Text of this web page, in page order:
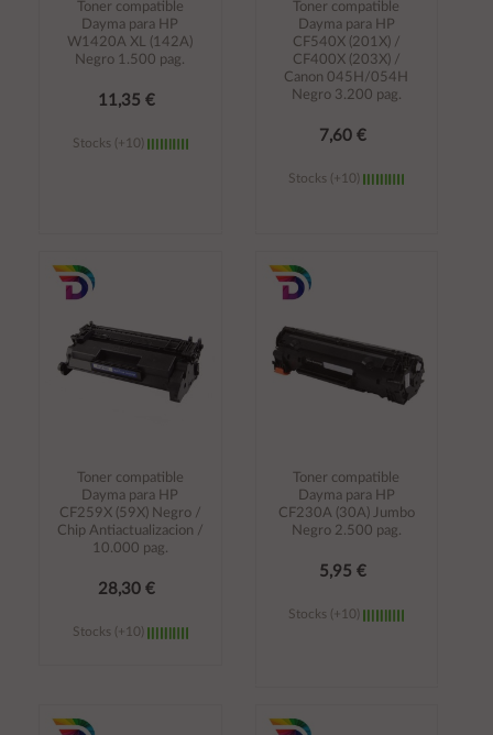
Toner compatible
Dayma para HP
W1420A XL (142A)
Negro 1.500 pag.
11,35 €
Stocks (+10)
Toner compatible
Dayma para HP
CF540X (201X) /
CF400X (203X) /
Canon 045H/054H
Negro 3.200 pag.
7,60 €
Stocks (+10)
Toner compatible
Dayma para HP
CF259X (59X) Negro /
Chip Antiactualizacion /
10.000 pag.
28,30 €
Stocks (+10)
Toner compatible
Dayma para HP
CF230A (30A) Jumbo
Negro 2.500 pag.
5,95 €
Stocks (+10)